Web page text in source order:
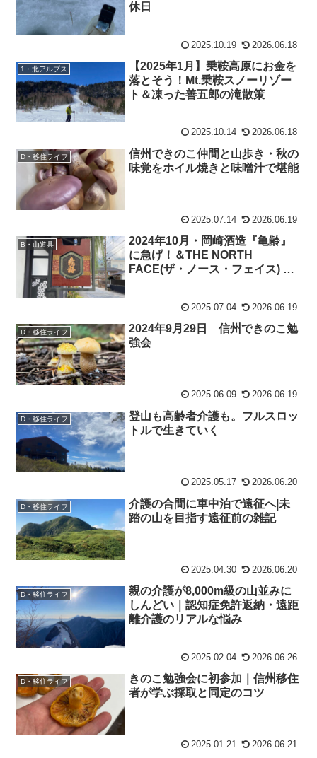
休日
2025.10.19 2026.06.18
1・北アルプス
【2025年1月】乗鞍高原にお金を
落とそう！Mt.乗鞍スノーリゾー
ト＆凍った善五郎の滝散策
2025.10.14 2026.06.18
D・移住ライフ
信州できのこ仲間と山歩き・秋の
味覚をホイル焼きと味噌汁で堪能
2025.07.14 2026.06.19
B・山道具
2024年10月・岡崎酒造『亀齢』
に急げ！＆THE NORTH
FACE(ザ・ノース・フェイス) ハ
2025.07.04 2026.06.19
D・移住ライフ
2024年9月29日 信州できのこ勉
強会
2025.06.09 2026.06.19
D・移住ライフ
登山も高齢者介護も。フルスロッ
トルで生きていく
2025.05.17 2026.06.20
D・移住ライフ
介護の合間に車中泊で遠征へ|未
踏の山を目指す遠征前の雑記
2025.04.30 2026.06.20
D・移住ライフ
親の介護が8,000m級の山並みに
しんどい｜認知症免許返納・遠距
離介護のリアルな悩み
2025.02.04 2026.06.26
D・移住ライフ
きのこ勉強会に初参加｜信州移住
者が学ぶ採取と同定のコツ
2025.01.21 2026.06.21